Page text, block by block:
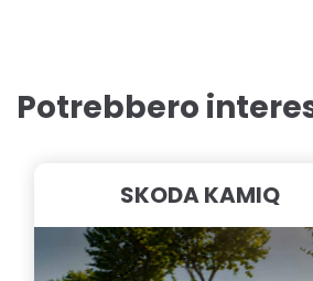
Potrebbero
SKODA KAMIQ